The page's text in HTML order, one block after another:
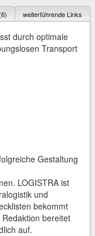
weiterführende Links
durch optimale
Transport
Gestaltung
LOGISTRA ist
und
bekommt
bereitet
auf.